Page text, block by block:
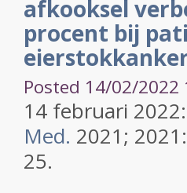
afkooksel
procent bij
Posted 14/02/2022
14 februari 2022:
Med. 2021;
25.